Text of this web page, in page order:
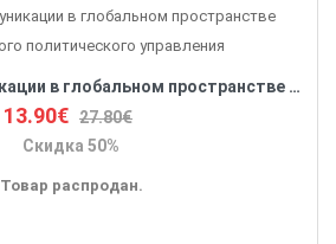
Интернет-коммуникации в глобальном пространстве современного политического управления
13.90€ 27.80€
Скидка 50%
Товар распродан.